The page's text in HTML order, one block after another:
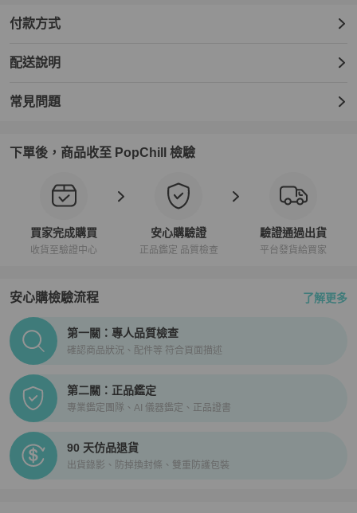
付款方式
配送說明
常見問題
下單後，商品收至 PopChill 檢驗
買家完成購買
收貨至驗證中心
安心購驗證
正品鑑定 品質檢查
驗證通過出貨
平台發貨給買家
安心購檢驗流程 了解更多
PopChill拍拍圈正品驗證、安心購檢驗流程介紹
第一關：專人品質檢查
確認商品狀況、配件等 符合頁面描述
第二關：正品鑑定
專業鑑定團隊、AI 儀器鑑定、正品證書
90 天仿品退貨
出貨錄影、防掉換封條、雙重防護包裝